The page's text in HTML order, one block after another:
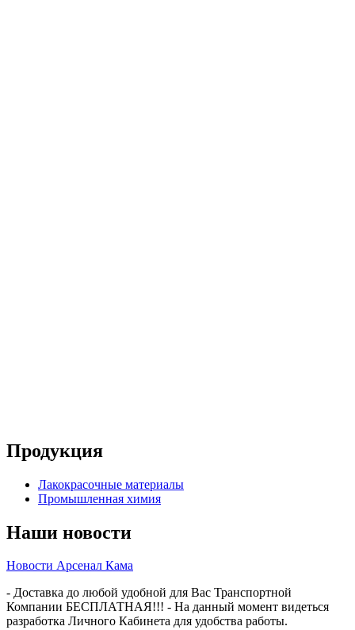
Продукция
Лакокрасочные материалы
Промышленная химия
Наши новости
Новости Арсенал Кама
- Доставка до любой удобной для Вас Транспортной
Компании БЕСПЛАТНАЯ!!! - На данный момент видеться
разработка Личного Кабинета для удобства работы.